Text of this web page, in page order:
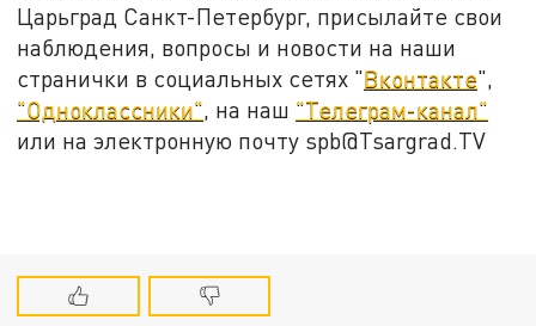
Царьград Санкт-Петербург, присылайте свои
наблюдения, вопросы и новости на наши
странички в социальных сетях "Вконтакте",
"Одноклассники", на наш "Телеграм-канал"
или на электронную почту spb@Tsargrad.TV